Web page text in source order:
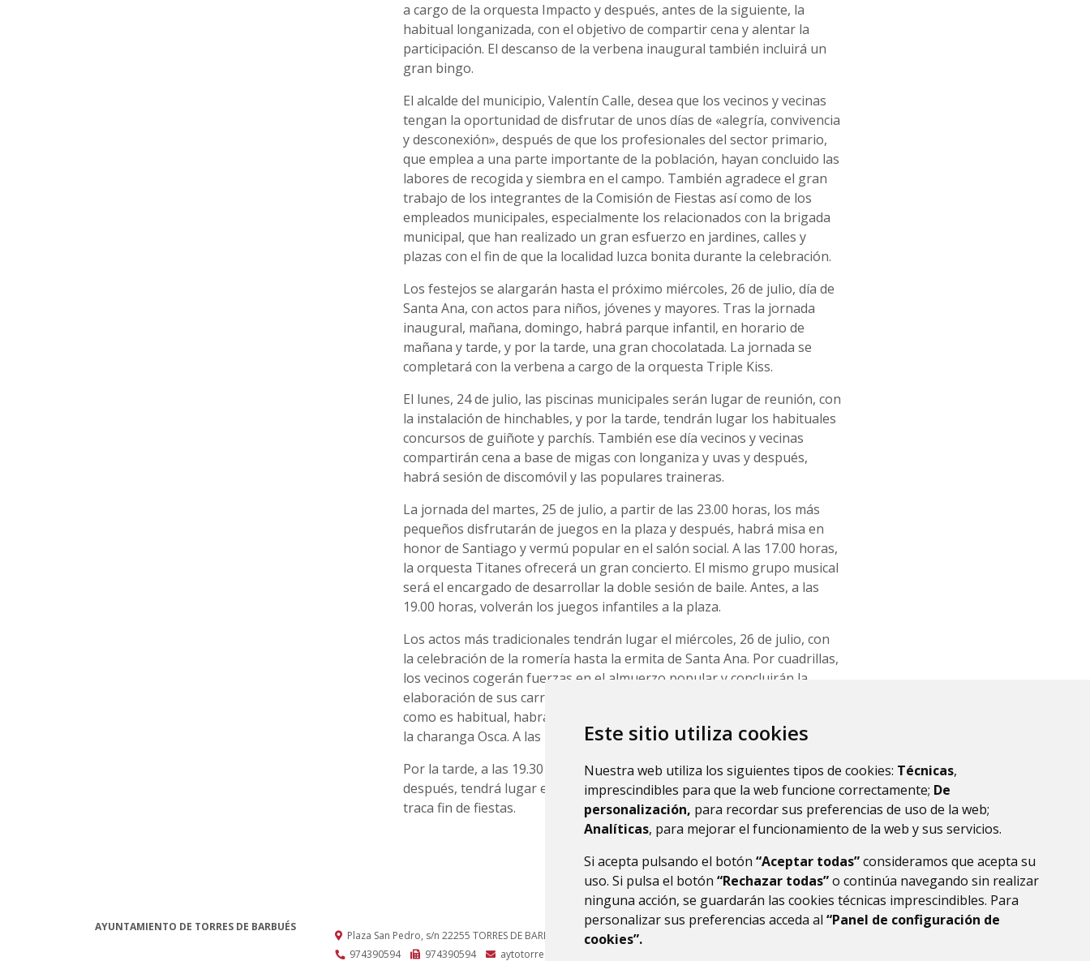
Este sitio utiliza cookies
Nuestra web utiliza los siguientes tipos de cookies: Técnicas,
imprescindibles para que la web funcione correctamente; De
personalización, para recordar sus preferencias de uso de la web;
Analíticas, para mejorar el funcionamiento de la web y sus servicios.
Si acepta pulsando el botón “Aceptar todas”consideramos que acepta su
uso. Si pulsa el botón “Rechazar todas”o continúa navegando sin realizar
ninguna acción, se guardarán las cookies técnicas imprescindibles. Para
personalizar sus preferencias acceda al “Panel de configuración de
cookies”.
a cargo de la orquesta Impacto y después, antes de la siguiente, la
habitual longanizada, con el objetivo de compartir cena y alentar la
participación. El descanso de la verbena inaugural también incluirá un
gran bingo.
El alcalde del municipio, Valentín Calle, desea que los vecinos y vecinas
tengan la oportunidad de disfrutar de unos días de «alegría, convivencia
y desconexión», después de que los profesionales del sector primario,
que emplea a una parte importante de la población, hayan concluido las
labores de recogida y siembra en el campo. También agradece el gran
trabajo de los integrantes de la Comisión de Fiestas así como de los
empleados municipales, especialmente los relacionados con la brigada
municipal, que han realizado un gran esfuerzo en jardines, calles y
plazas con el fin de que la localidad luzca bonita durante la celebración.
Los festejos se alargarán hasta el próximo miércoles, 26 de julio, día de
Santa Ana, con actos para niños, jóvenes y mayores. Tras la jornada
inaugural, mañana, domingo, habrá parque infantil, en horario de
mañana y tarde, y por la tarde, una gran chocolatada. La jornada se
completará con la verbena a cargo de la orquesta Triple Kiss.
El lunes, 24 de julio, las piscinas municipales serán lugar de reunión, con
la instalación de hinchables, y por la tarde, tendrán lugar los habituales
concursos de guiñote y parchís. También ese día vecinos y vecinas
compartirán cena a base de migas con longaniza y uvas y después,
habrá sesión de discomóvil y las populares traineras.
La jornada del martes, 25 de julio, a partir de las 23.00 horas, los más
pequeños disfrutarán de juegos en la plaza y después, habrá misa en
honor de Santiago y vermú popular en el salón social. A las 17.00 horas,
la orquesta Titanes ofrecerá un gran concierto. El mismo grupo musical
será el encargado de desarrollar la doble sesión de baile. Antes, a las
19.00 horas, volverán los juegos infantiles a la plaza.
Los actos más tradicionales tendrán lugar el miércoles, 26 de julio, con
la celebración de la romería hasta la ermita de Santa Ana. Por cuadrillas,
los vecinos cogerán fuerzas en el almuerzo popular y concluirán la
elaboración de sus carrozas. La misa tendrá lugar a las 12.00 y después,
como es habitual, habrá reparto de melocotón con vino y animación con
la charanga Osca. A las 14.00 horas, será la comida popular.
Por la tarde, a las 19.30 horas, actuará el grupo Teatro Quimera y
después, tendrá lugar el reparto de bocadillos de jamón en la plaza y la
traca fin de fiestas.
AYUNTAMIENTO DE TORRES DE BARBUÉS
Plaza San Pedro, s/n 22255 TORRES DE BARBUÉS (HUESCA) - ARAGÓN
974390594
974390594 aytotorres@monegros.net